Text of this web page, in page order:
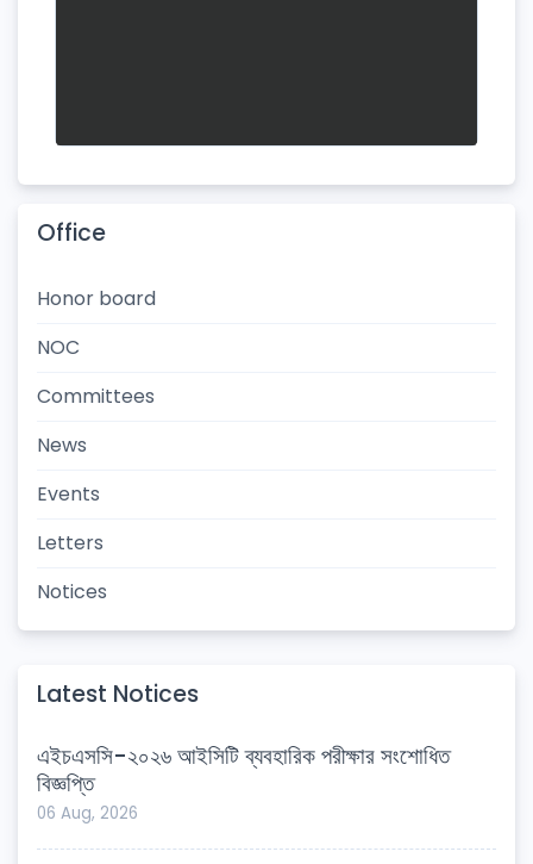
Office
Honor board
NOC
Committees
News
Events
Letters
Notices
Latest Notices
এইচএসসি-২০২৬ আইসিটি ব্যবহারিক পরীক্ষার সংশোধিত
বিজ্ঞপ্তি
06 Aug, 2026